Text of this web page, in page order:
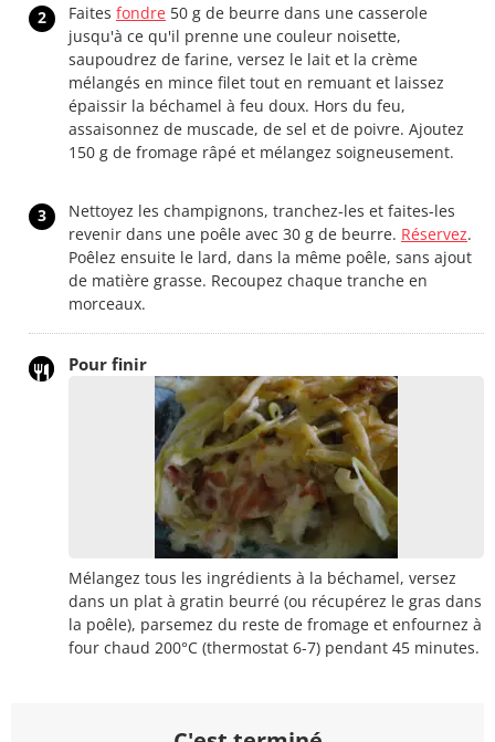
2 Faites fondre 50 g de beurre dans une casserole
jusqu'à ce qu'il prenne une couleur noisette,
saupoudrez de farine, versez le lait et la crème
mélangés en mince filet tout en remuant et laissez
épaissir la béchamel à feu doux. Hors du feu,
assaisonnez de muscade, de sel et de poivre. Ajoutez
150 g de fromage râpé et mélangez soigneusement.
3
Nettoyez les champignons, tranchez-les et faites-les
revenir dans une poêle avec 30 g de beurre. Réservez.
Poêlez ensuite le lard, dans la même poêle, sans ajout
de matière grasse. Recoupez chaque tranche en
morceaux.
Pour finir
Mélangez tous les ingrédients à la béchamel, versez
dans un plat à gratin beurré (ou récupérez le gras dans
la poêle), parsemez du reste de fromage et enfournez à
four chaud 200°C (thermostat 6-7) pendant 45 minutes.